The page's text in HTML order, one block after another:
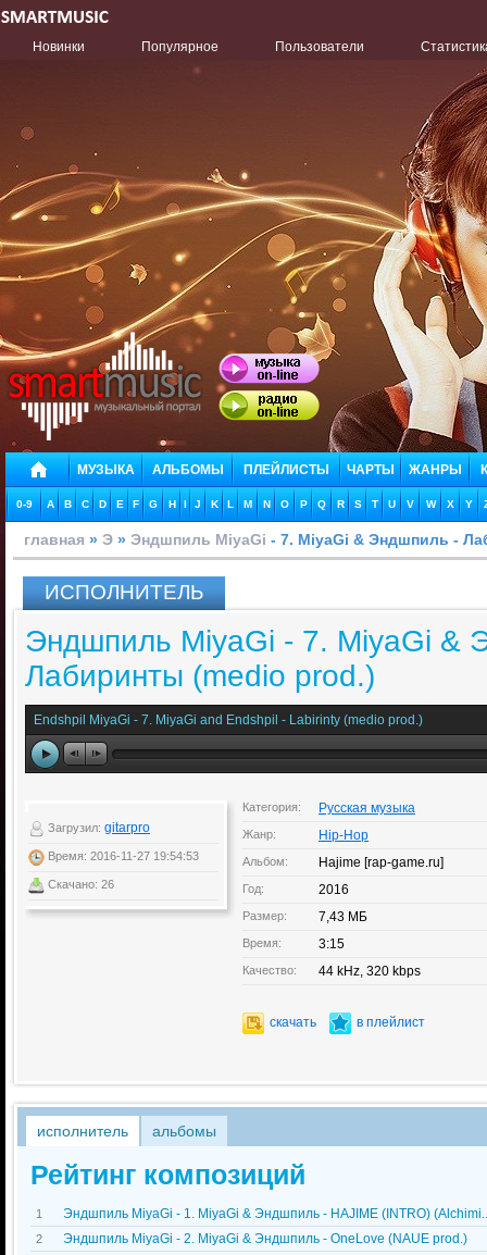
Новинки Популярное Пользователи
МУЗЫКА АЛЬБОМЫ ПЛЕЙЛИСТЫ ЧАРТЫ ЖАНРЫ
0-9 A B C D E F G H I J K L M N O P Q R S T U V W X Y
главная » Э » Эндшпиль MiyaGi - 7. MiyaGi & Эндшпиль -
ИСПОЛНИТЕЛЬ
Эндшпиль MiyaGi - 7. MiyaGi &
Лабиринты (medio prod.)
Endshpil MiyaGi - 7. MiyaGi and Endshpil - Labirinty (medio prod.)
Загрузил: gitarpro
Время: 2016-11-27 19:54:53
Скачано: 26
Категория: Русская музыка
Жанр: Hip-Hop
Альбом: Hajime [rap-game.ru]
Год: 2016
Размер: 7,43 МБ
Время: 3:15
Качество: 44 kHz, 320 kbps
скачать в плейлист
исполнитель альбомы
Рейтинг композиций
1 Эндшпиль MiyaGi - 1. MiyaGi & Эндшпиль - HAJIME (INTRO)
2 Эндшпиль MiyaGi - 2. MiyaGi & Эндшпиль - OneLove (NAUE prod.)